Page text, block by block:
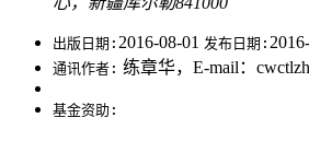
出版日期: 2016-08-01 发布日期:
通讯作者: 练章华，E-mail：
基金资助: